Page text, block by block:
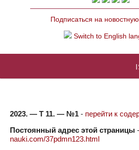
Подписаться на
Switch to English
2023. — Т 11. — №1 - перейти к
Постоянный адрес этой страницы -
nauki.com/37pdmn123.html